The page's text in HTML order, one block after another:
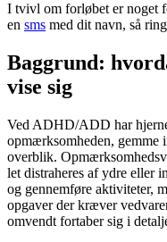
I tvivl om forløbet er noget
en sms med dit navn, så
Baggrund:
vise sig
Ved ADHD/ADD har
opmærksomheden, gemme
overblik.
let distraheres af ydre eller
og gennemføre aktiviteter,
opgaver der kræver
omvendt fortaber sig i